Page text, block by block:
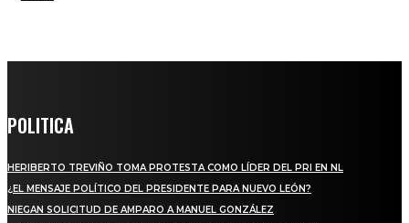
POLITICA
HERIBERTO TREVIÑO TOMA PROTESTA COMO LÍDER DEL PRI EN NL
¿EL MENSAJE POLÍTICO DEL PRESIDENTE PARA NUEVO LEÓN?
NIEGAN SOLICITUD DE AMPARO A MANUEL GONZÁLEZ